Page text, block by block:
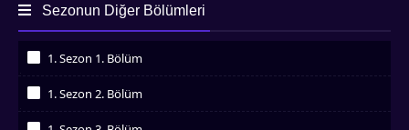
Sezonun Diğer Bölümleri
1. Sezon 1. Bölüm
1. Sezon 2. Bölüm